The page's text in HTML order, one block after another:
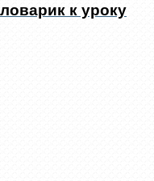
к уроку